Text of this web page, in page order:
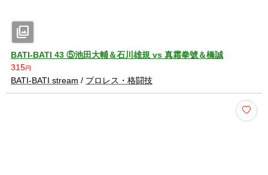
photo_library
BATI-BATI 43 ⑤池田大輔＆石川雄規 vs 真霜拳號＆橋誠
315円
BATI-BATI stream / プロレス・格闘技